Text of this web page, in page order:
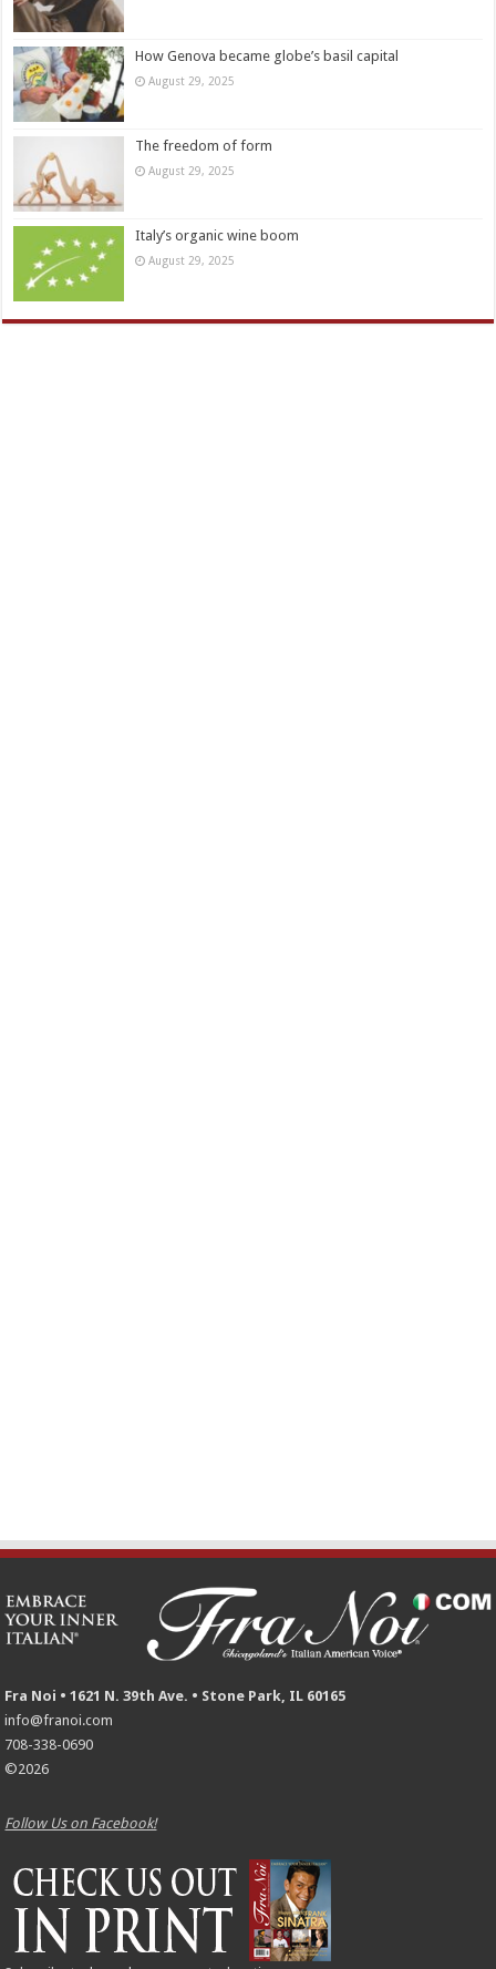
How Genova became globe’s basil capital
August 29, 2025
The freedom of form
August 29, 2025
Italy’s organic wine boom
August 29, 2025
Fra Noi • 1621 N. 39th Ave. • Stone Park, IL 60165
info@franoi.com
708-338-0690
©2026
Follow Us on Facebook!